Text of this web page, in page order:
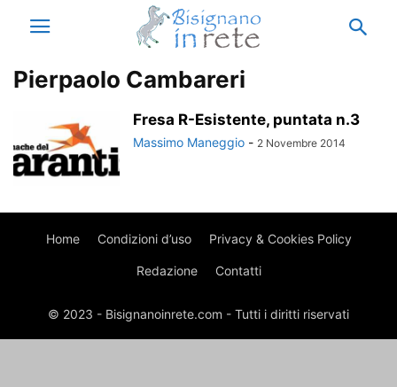
Pierpaolo Cambareri
Fresa R-Esistente, puntata n.3
Massimo Maneggio - 2 Novembre 2014
Home Condizioni d’uso Privacy & Cookies Policy
Redazione Contatti
© 2023 - Bisignanoinrete.com - Tutti i diritti riservati